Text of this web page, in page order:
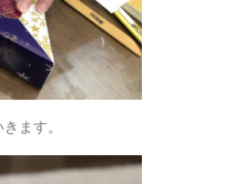
ます。